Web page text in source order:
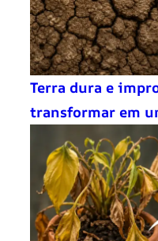
Terra dura e
transformar em